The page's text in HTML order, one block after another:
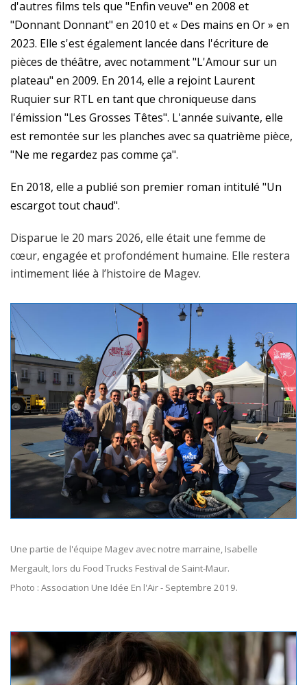
d'autres films tels que "Enfin veuve" en 2008 et
"Donnant Donnant" en 2010 et « Des mains en Or » en
2023. Elle s'est également lancée dans l'écriture de
pièces de théâtre, avec notamment "L'Amour sur un
plateau" en 2009. En 2014, elle a rejoint Laurent
Ruquier sur RTL en tant que chroniqueuse dans
l'émission "Les Grosses Têtes". L'année suivante, elle
est remontée sur les planches avec sa quatrième pièce,
"Ne me regardez pas comme ça".
En 2018, elle a publié son premier roman intitulé "Un
escargot tout chaud".
Disparue le 20 mars 2026, elle était une femme de
cœur, engagée et profondément humaine. Elle restera
intimement liée à l’histoire de Magev.
Une partie de l'équipe Magev avec notre marraine, Isabelle
Mergault, lors du Food Trucks Festival de Saint-Maur.
Photo : Association Une Idée En l'Air - Septembre 2019.